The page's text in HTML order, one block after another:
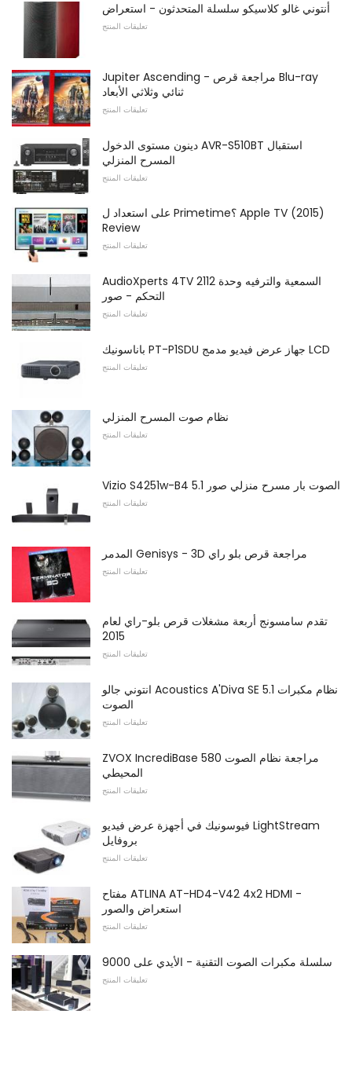
أنتوني غالو كلاسيكو سلسلة المتحدثون - استعراض
تعليقات المنتج
Jupiter Ascending - مراجعة قرص Blu-ray
ثنائي وثلاثي الأبعاد
تعليقات المنتج
دينون مستوى الدخول AVR-S510BT استقبال
المسرح المنزلي
تعليقات المنتج
على استعداد ل Primetime؟ Apple TV (2015)
Review
تعليقات المنتج
AudioXperts 4TV 2112 السمعية والترفيه وحدة
التحكم - صور
تعليقات المنتج
باناسونيك PT-P1SDU جهاز عرض فيديو مدمج LCD
تعليقات المنتج
نظام صوت المسرح المنزلي
تعليقات المنتج
Vizio S4251w-B4 5.1 الصوت بار مسرح منزلي صور
تعليقات المنتج
المدمر Genisys - 3D مراجعة قرص بلو راي
تعليقات المنتج
تقدم سامسونج أربعة مشغلات قرص بلو-راي لعام
2015
تعليقات المنتج
انتوني جالو Acoustics A'Diva SE 5.1 ​​نظام مكبرات
الصوت
تعليقات المنتج
ZVOX IncrediBase 580 مراجعة نظام الصوت
المحيطي
تعليقات المنتج
فيوسونيك في أجهزة عرض فيديو LightStream
بروفايل
تعليقات المنتج
مفتاح ATLINA AT-HD4-V42 4x2 HDMI -
استعراض والصور
تعليقات المنتج
9000 سلسلة مكبرات الصوت التقنية - الأيدي على
تعليقات المنتج